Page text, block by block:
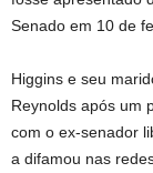
Senado em 10 de
Higgins e seu
Reynolds após um
com o ex-senador
a difamou nas